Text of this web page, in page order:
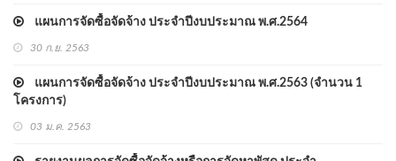
แผนการจัดซื้อจัดจ้าง ประจำปีงบประมาณ พ.ศ.2564
30 ก.ย. 2563
แผนการจัดซื้อจัดจ้าง ประจำปีงบประมาณ พ.ศ.2563 (จำนวน 1
โครงการ)
03 ม.ค. 2563